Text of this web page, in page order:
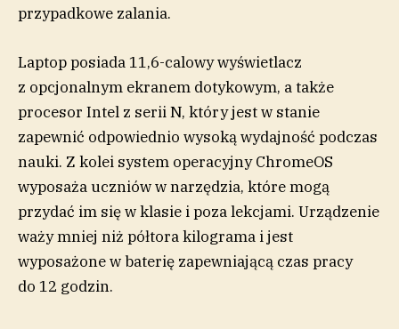
przypadkowe zalania.
Laptop posiada 11,6-calowy wyświetlacz
z opcjonalnym ekranem dotykowym, a także
procesor Intel z serii N, który jest w stanie
zapewnić odpowiednio wysoką wydajność podczas
nauki. Z kolei system operacyjny ChromeOS
wyposaża uczniów w narzędzia, które mogą
przydać im się w klasie i poza lekcjami. Urządzenie
waży mniej niż półtora kilograma i jest
wyposażone w baterię zapewniającą czas pracy
do 12 godzin.